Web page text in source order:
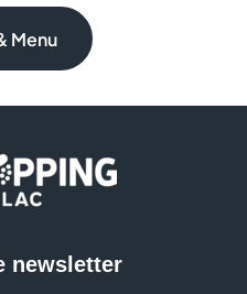
Menu
newsletter